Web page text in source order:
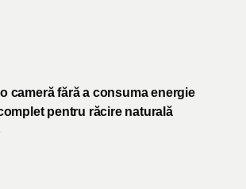
cameră fără a consuma energie
pentru răcire naturală